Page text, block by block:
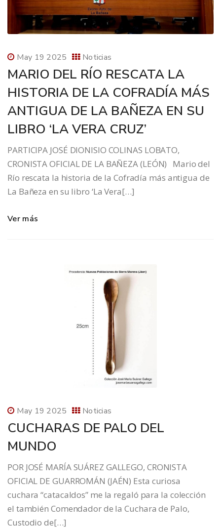
May 19 2025 Noticias
MARIO DEL RÍO RESCATA LA
HISTORIA DE LA COFRADÍA MÁS
ANTIGUA DE LA BAÑEZA EN SU
LIBRO ‘LA VERA CRUZ’
PARTICIPA JOSÉ DIONISIO COLINAS LOBATO,
CRONISTA OFICIAL DE LA BAÑEZA (LEÓN) Mario del
Río rescata la historia de la Cofradía más antigua de
La Bañeza en su libro ‘La Vera[…]
Ver más
May 19 2025 Noticias
CUCHARAS DE PALO DEL
MUNDO
POR JOSÉ MARÍA SUÁREZ GALLEGO, CRONISTA
OFICIAL DE GUARROMÁN (JAÉN) Esta curiosa
cuchara “catacaldos” me la regaló para la colección
el también Comendador de la Cuchara de Palo,
Custodio de[…]